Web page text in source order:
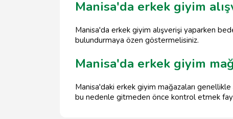
Manisa'da erkek giyim
Manisa'da erkek giyim alışverişi yaparken
bulundurmaya özen göstermelisiniz.
Manisa'da erkek giyim
Manisa'daki erkek giyim mağazaları
bu nedenle gitmeden önce kontrol etmek